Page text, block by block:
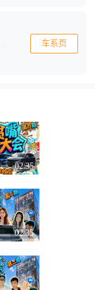
车系页
02:35
02:35